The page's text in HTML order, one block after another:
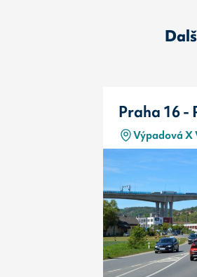
Praha 16 -
Výpadová X